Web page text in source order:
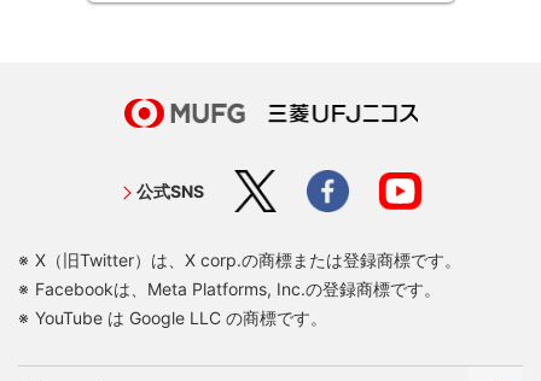
公式SNS
X（旧Twitter）は、X corp.の商標または登録商標です。
Facebookは、Meta Platforms, Inc.の登録商標です。
YouTube は Google LLC の商標です。